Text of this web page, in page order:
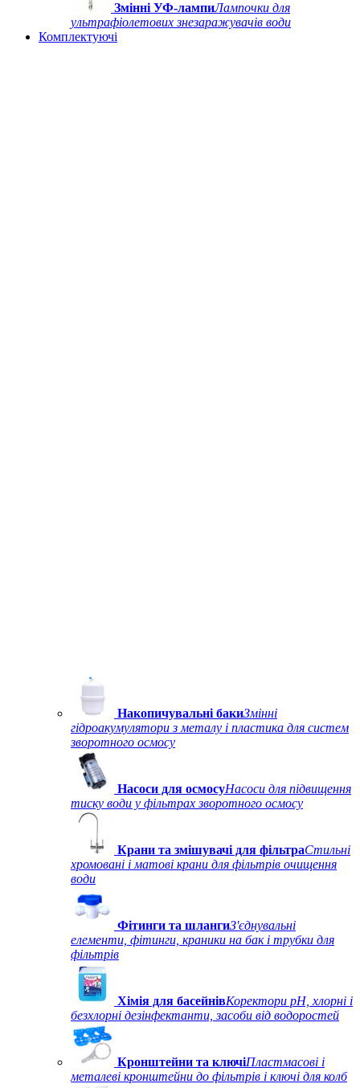
Змінні УФ-лампиЛампочки для
ультрафіолетових знезаражувачів води
Комплектуючі
Накопичувальні бакиЗмінні
гідроакумулятори з металу і пластика для систем
зворотного осмосу
Насоси для осмосуНасоси для підвищення
тиску води у фільтрах зворотного осмосу
Крани та змішувачі для фільтраСтильні
хромовані і матові крани для фільтрів очищення
води
Фітинги та шлангиЗ'єднувальні
елементи, фітинги, краники на бак і трубки для
фільтрів
Хімія для басейнівКоректори рН, хлорні і
безхлорні дезінфектанти, засоби від водоростей
Кронштейни та ключіПластмасові і
металеві кронштейни до фільтрів і ключі для колб